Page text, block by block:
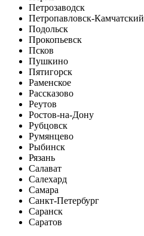
Петрозаводск
Петропавловск-Камчатский
Подольск
Прокопьевск
Псков
Пушкино
Пятигорск
Раменское
Рассказово
Реутов
Ростов-на-Дону
Рубцовск
Румянцево
Рыбинск
Рязань
Салават
Салехард
Самара
Санкт-Петербург
Саранск
Саратов